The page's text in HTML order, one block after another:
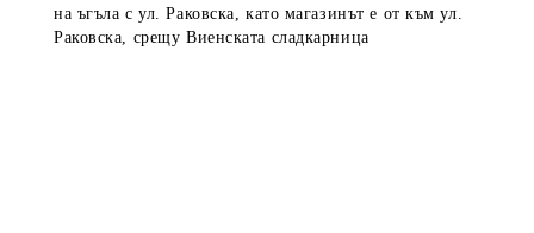
на ъгъла с ул. Раковска, като магазинът е от към ул.
Раковска, срещу Виенската сладкарница